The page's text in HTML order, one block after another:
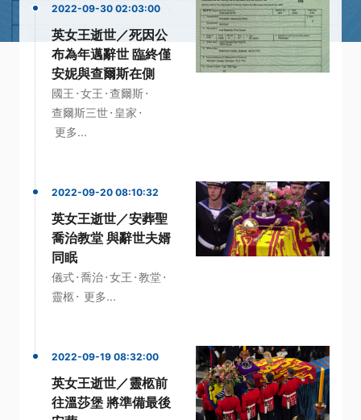
2022-09-30 02:03:00
英女王逝世／死因公
布為年邁辭世 臨終僅
安妮與查爾斯在側
國王 ·女王 ·查爾斯·
查爾斯三世· 皇家 ·
更多...
2022-09-20 08:10:32
英女王逝世／安葬聖
喬治教堂 與辭世夫婿
同眠
儀式·喬治·女王 ·教堂·
靈柩· 更多...
2022-09-19 08:32:00
英女王逝世／靈柩前
往溫莎堡 將準備最後